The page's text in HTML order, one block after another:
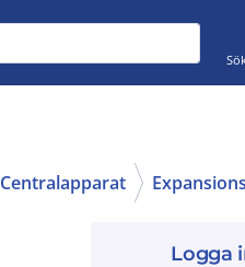
Centralapparat
Logga